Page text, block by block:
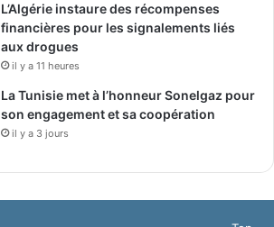
L’Algérie instaure des récompenses
financières pour les signalements liés
aux drogues
il y a 11 heures
La Tunisie met à l’honneur Sonelgaz pour
son engagement et sa coopération
il y a 3 jours